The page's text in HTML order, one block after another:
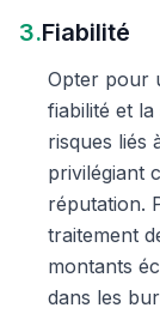
3.Fiabilité
Opter pour
fiabilité et
risques liés
privilégiant
réputation.
traitement
montants
dans les